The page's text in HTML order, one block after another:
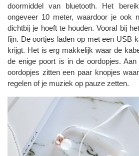
doormiddel van bluetooth. Het
ongeveer 10 meter, waardoor je ook
dichtbij je hoeft te houden. Vooral bij
fijn. De oortjes laden op met een USB
krijgt. Het is erg makkelijk waar de
de enige poort is in de oordopjes.
oordopjes zitten een paar knopjes
regelen of je muziek op pauze zetten.